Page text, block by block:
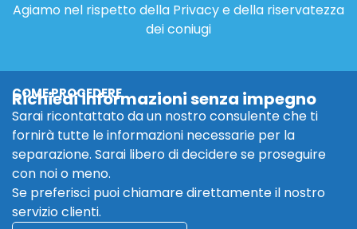
Agiamo nel rispetto della Privacy e della riservatezza
dei coniugi
COME PROCEDERE
Richiedi informazioni senza impegno
Sarai ricontattato da un nostro consulente che ti
fornirà tutte le informazioni necessarie per la
separazione. Sarai libero di decidere se proseguire
con noi o meno.
Se preferisci puoi chiamare direttamente il nostro
servizio clienti.